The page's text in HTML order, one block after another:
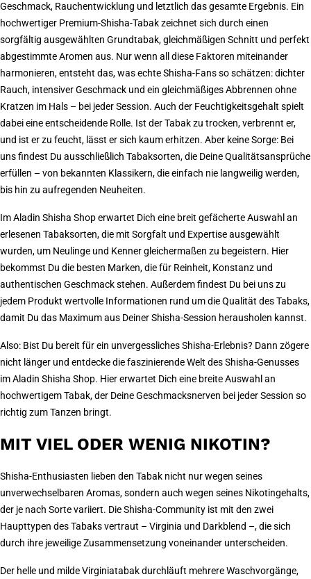
Geschmack, Rauchentwicklung und letztlich das gesamte Ergebnis. Ein
hochwertiger Premium-Shisha-Tabak zeichnet sich durch einen
sorgfältig ausgewählten Grundtabak, gleichmäßigen Schnitt und perfekt
abgestimmte Aromen aus. Nur wenn all diese Faktoren miteinander
harmonieren, entsteht das, was echte Shisha-Fans so schätzen: dichter
Rauch, intensiver Geschmack und ein gleichmäßiges Abbrennen ohne
Kratzen im Hals – bei jeder Session. Auch der Feuchtigkeitsgehalt spielt
dabei eine entscheidende Rolle. Ist der Tabak zu trocken, verbrennt er,
und ist er zu feucht, lässt er sich kaum erhitzen. Aber keine Sorge: Bei
uns findest Du ausschließlich Tabaksorten, die Deine Qualitätsansprüche
erfüllen – von bekannten Klassikern, die einfach nie langweilig werden,
bis hin zu aufregenden Neuheiten.
Im Aladin Shisha Shop erwartet Dich eine breit gefächerte Auswahl an
erlesenen Tabaksorten, die mit Sorgfalt und Expertise ausgewählt
wurden, um Neulinge und Kenner gleichermaßen zu begeistern. Hier
bekommst Du die besten Marken, die für Reinheit, Konstanz und
authentischen Geschmack stehen. Außerdem findest Du bei uns zu
jedem Produkt wertvolle Informationen rund um die Qualität des Tabaks,
damit Du das Maximum aus Deiner Shisha-Session herausholen kannst.
Also: Bist Du bereit für ein unvergessliches Shisha-Erlebnis? Dann zögere
nicht länger und entdecke die faszinierende Welt des Shisha-Genusses
im Aladin Shisha Shop. Hier erwartet Dich eine breite Auswahl an
hochwertigem Tabak, der Deine Geschmacksnerven bei jeder Session so
richtig zum Tanzen bringt.
MIT VIEL ODER WENIG NIKOTIN?
Shisha-Enthusiasten lieben den Tabak nicht nur wegen seines
unverwechselbaren Aromas, sondern auch wegen seines Nikotingehalts,
der je nach Sorte variiert. Die Shisha-Community ist mit den zwei
Haupttypen des Tabaks vertraut – Virginia und Darkblend –, die sich
durch ihre jeweilige Zusammensetzung voneinander unterscheiden.
Der helle und milde Virginiatabak durchläuft mehrere Waschvorgänge,